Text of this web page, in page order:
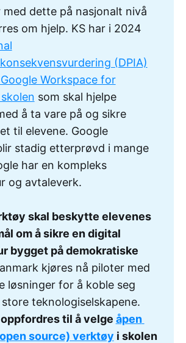
med dette på nasjonalt nivå
om hjelp. KS har i 2024
(DPIA)
Workspace for
som skal hjelpe
å ta vare på og sikre
til elevene. Google
stadig etterprøvd i mange
har en kompleks
og avtaleverk.
skal beskytte elevenes
om å sikre en digital
bygget på demokratiske
kjøres nå piloter med
løsninger for å koble seg
teknologiselskapene.
til å velge åpen
source) verktøy i skolen